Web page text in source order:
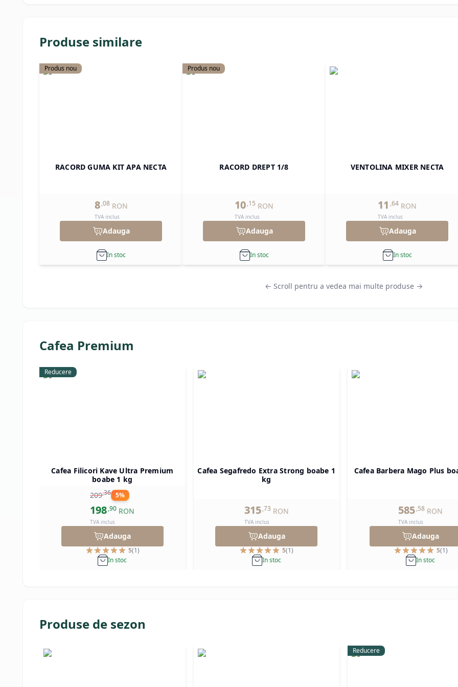
Produse similare
Produs nou
RACORD GUMA KIT APA NECTA
8 ,08 RON
TVA inclus
Adauga
In stoc
Produs nou
RACORD DREPT 1/8
10,15 RON
TVA inclus
Adauga
In stoc
VENTOLINA MIXER NECTA
11 ,64 RON
TVA inclus
Adauga
In stoc
← Scroll pentru a vedea mai multe produse →
Cafea Premium
Reducere
Cafea Filicori Kave Ultra Premium
boabe 1 kg
209,36 5%
198,90 RON
TVA inclus
Adauga
5(1)
In stoc
Cafea Segafredo Extra Strong boabe 1
kg
315,73 RON
TVA inclus
Adauga
5(1)
In stoc
Cafea Barbera Mago Plus
585,58 RON
TVA inclus
Adauga
5(1)
In stoc
Produse de sezon
Reducere